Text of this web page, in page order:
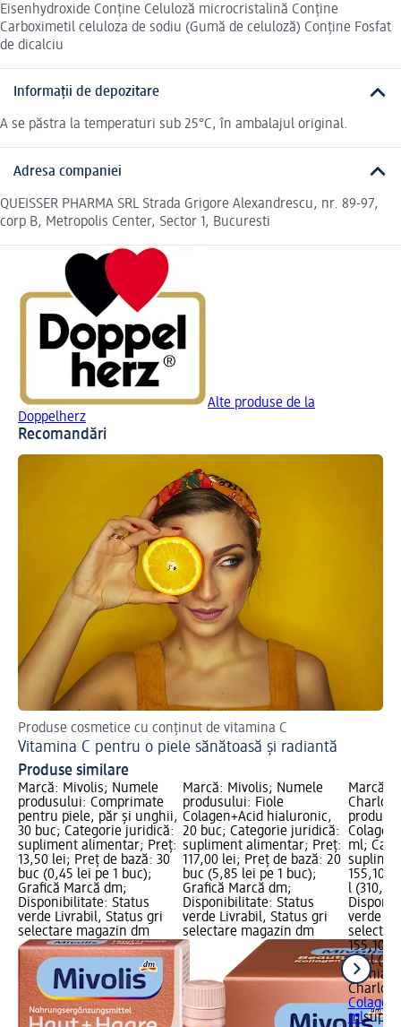
Eisenhydroxide Conține Celuloză microcristalină Conține
Carboximetil celuloza de sodiu (Gumă de celuloză) Conține Fosfat
de dicalciu
Informații de depozitare
A se păstra la temperaturi sub 25°C, în ambalajul original.
Adresa companiei
QUEISSER PHARMA SRL Strada Grigore Alexandrescu, nr. 89-97,
corp B, Metropolis Center, Sector 1, Bucuresti
Alte produse de la
Doppelherz
Recomandări
Produse cosmetice cu conținut de vitamina C
Vitamina C pentru o piele sănătoasă și radiantă
Produse similare
Marcă: Mivolis; Numele
produsului: Comprimate
pentru piele, păr și unghii,
30 buc; Categorie juridică:
supliment alimentar; Preț:
13,50 lei; Preț de bază: 30
buc (0,45 lei pe 1 buc);
Grafică Marcă dm;
Disponibilitate: Status
verde Livrabil, Status gri
selectare magazin dm
Marcă: Mivolis; Numele
produsului: Fiole
Colagen+Acid hialuronic,
20 buc; Categorie juridică:
supliment alimentar; Preț:
117,00 lei; Preț de bază: 20
buc (5,85 lei pe 1 buc);
Grafică Marcă dm;
Disponibilitate: Status
verde Livrabil, Status gri
selectare magazin dm
Marcă:
Colagen
ml;
155,10
l
verde
155,10
0,5 l
Aronia
Colagen
ml